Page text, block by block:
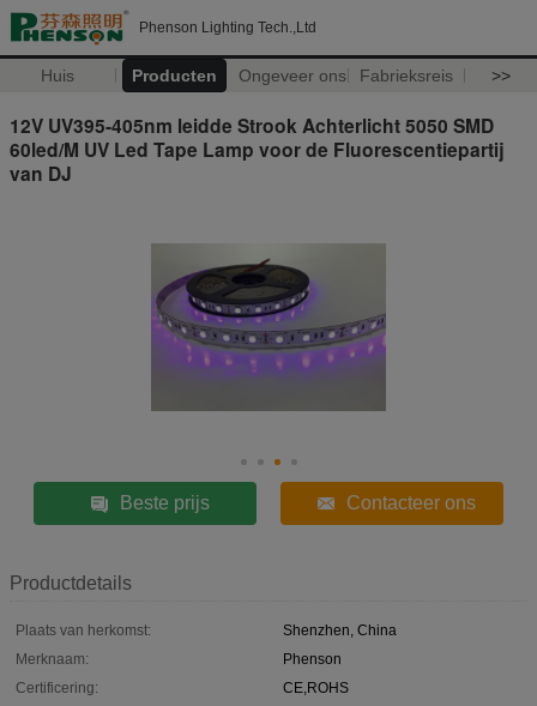
Phenson Lighting Tech.,Ltd
Huis Producten Ongeveer ons Fabrieksreis >>
12V UV395-405nm leidde Strook Achterlicht 5050 SMD
60led/M UV Led Tape Lamp voor de Fluorescentiepartij
van DJ
Beste prijs Contacteer ons
Productdetails
Plaats van herkomst:
Shenzhen, China
Merknaam:
Phenson
Certificering:
CE,ROHS